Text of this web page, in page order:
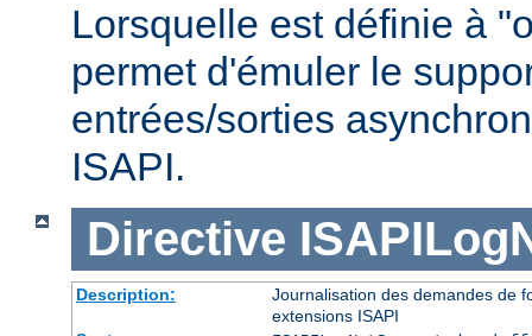
Lorsquelle est définie à
permet d'émuler le
entrées/sorties
ISAPI.
Directive
Description:
Journalisation des demandes de
extensions ISAPI